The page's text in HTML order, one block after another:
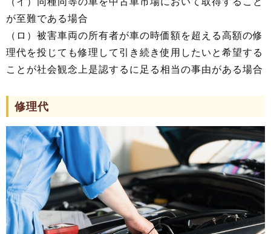
が至難である場合
（ロ）被害車両の所有者が車の時価額を超える高額の修
理代を投じても修理して引き続き使用したいと希望する
ことが社会観念上是認するに足る相当の事由がある場合
修理代